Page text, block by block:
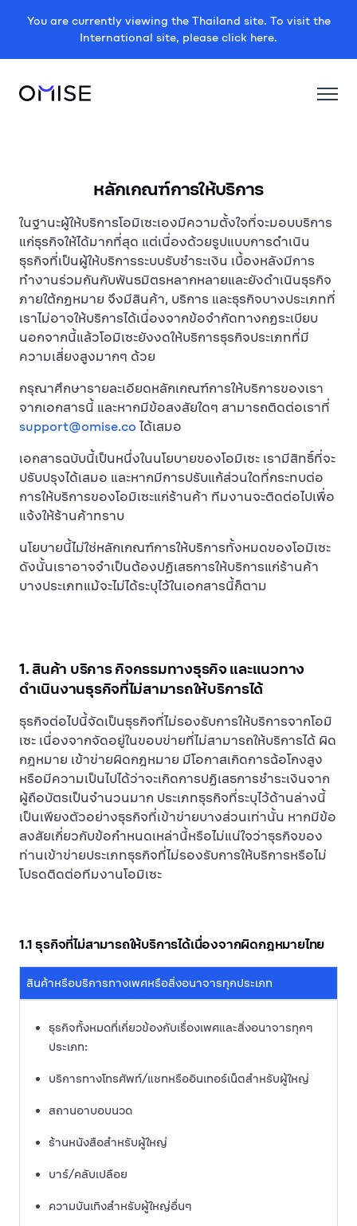
You are currently viewing the Thailand site. To visit the
International site, please click here.
หลักเกณฑ์การให้บริการ
ในฐานะผู้ให้บริการโอมิเซะเองมีความตั้งใจที่จะมอบบริการ
แก่ธุรกิจให้ได้มากที่สุด แต่เนื่องด้วยรูปแบบการดำเนิน
ธุรกิจที่เป็นผู้ให้บริการระบบรับชำระเงิน เบื้องหลังมีการ
ทำงานร่วมกันกับพันธมิตรหลากหลายและยังดำเนินธุรกิจ
ภายใต้กฏหมาย จึงมีสินค้า, บริการ และธุรกิจบางประเภทที่
เราไม่อาจให้บริการได้เนื่องจากข้อจำกัดทางกฏระเบียบ
นอกจากนี้แล้วโอมิเซะยังงดให้บริการธุรกิจประเภทที่มี
ความเสี่ยงสูงมากๆ ด้วย
กรุณาศึกษารายละเอียดหลักเกณฑ์การให้บริการของเรา
จากเอกสารนี้ และหากมีข้อสงสัยใดๆ สามารถติดต่อเราที่
support@omise.co ได้เสมอ
เอกสารฉบับนี้เป็นหนึ่งในนโยบายของโอมิเซะ เรามีสิทธิ์ที่จะ
ปรับปรุงได้เสมอ และหากมีการปรับแก้ส่วนใดที่กระทบต่อ
การให้บริการของโอมิเซะแก่ร้านค้า ทีมงานจะติดต่อไปเพื่อ
แจ้งให้ร้านค้าทราบ
นโยบายนี้ไม่ใช่หลักเกณฑ์การให้บริการทั้งหมดของโอมิเซะ
ดังนั้นเราอาจจำเป็นต้องปฏิเสธการให้บริการแก่ร้านค้า
บางประเภทแม้จะไม่ได้ระบุไว้ในเอกสารนี้ก็ตาม
1. สินค้า บริการ กิจกรรมทางธุรกิจ และแนวทาง
ดำเนินงานธุรกิจที่ไม่สามารถให้บริการได้
ธุรกิจต่อไปนี้จัดเป็นธุรกิจที่ไม่รองรับการให้บริการจากโอมิ
เซะ เนื่องจากจัดอยู่ในขอบข่ายที่ไม่สามารถให้บริการได้ ผิด
กฎหมาย เข้าข่ายผิดกฎหมาย มีโอกาสเกิดการฉ้อโกงสูง
หรือมีความเป็นไปได้ว่าจะเกิดการปฏิเสธการชำระเงินจาก
ผู้ถือบัตรเป็นจำนวนมาก ประเภทธุรกิจที่ระบุไว้ด้านล่างนี้
เป็นเพียงตัวอย่างธุรกิจที่เข้าข่ายบางส่วนเท่านั้น หากมีข้อ
สงสัยเกี่ยวกับข้อกำหนดเหล่านี้หรือไม่แน่ใจว่าธุรกิจของ
ท่านเข้าข่ายประเภทธุรกิจที่ไม่รองรับการให้บริการหรือไม่
โปรดติดต่อทีมงานโอมิเซะ
1.1 ธุรกิจที่ไม่สามารถให้บริการได้เนื่องจากผิดกฎหมายไทย
สินค้าหรือบริการทางเพศหรือสิ่งอนาจารทุกประเภท
ธุรกิจทั้งหมดที่เกี่ยวข้องกับเรื่องเพศและสิ่งอนาจารทุกๆ
ประเภท:
บริการทางโทรศัพท์/แชทหรืออินเทอร์เน็ตสำหรับผู้ใหญ่
สถานอาบอบนวด
ร้านหนังสือสำหรับผู้ใหญ่
บาร์/คลับเปลือย
ความบันเทิงสำหรับผู้ใหญ่อื่นๆ